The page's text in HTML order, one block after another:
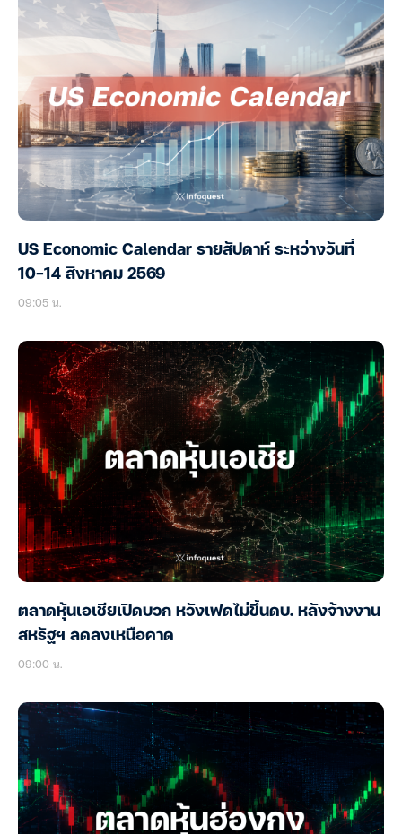
US Economic Calendar รายสัปดาห์ ระหว่างวันที่
10-14 สิงหาคม 2569
09:05 น.
ตลาดหุ้นเอเชียเปิดบวก หวังเฟดไม่ขึ้นดบ. หลังจ้างงาน
สหรัฐฯ ลดลงเหนือคาด
09:00 น.